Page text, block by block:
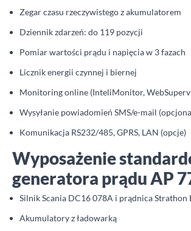
Zegar czasu rzeczywistego z akumulatorem
Dziennik zdarzeń: do 119 pozycji
Pomiar wartości prądu i napięcia w 3 fazach
Licznik energii czynnej i biernej
Monitoring online (InteliMonitor,
Wysyłanie powiadomień SMS/e-mail
Komunikacja RS232/485, GPRS, LAN (opcje)
Wyposażenie
generatora prądu AP
Silnik Scania DC16 078A i prądnica Strathon
Akumulatory z ładowarką